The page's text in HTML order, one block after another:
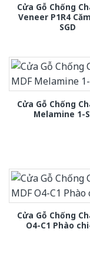
Cửa Gỗ Chống
Veneer P1R4
SGD
Cửa Gỗ Chống
Melamine 1-
Cửa Gỗ Chống
O4-C1 Phào